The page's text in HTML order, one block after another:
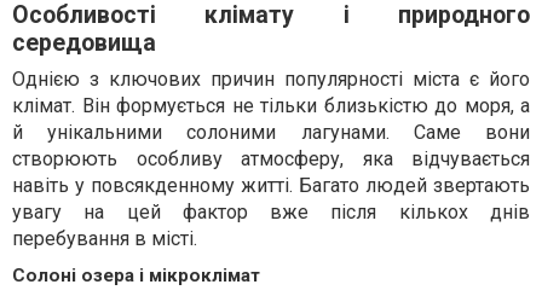
Особливості клімату і природного
середовища
Однією з ключових причин популярності міста є його
клімат. Він формується не тільки близькістю до моря, а
й унікальними солоними лагунами. Саме вони
створюють особливу атмосферу, яка відчувається
навіть у повсякденному житті. Багато людей звертають
увагу на цей фактор вже після кількох днів
перебування в місті.
Солоні озера і мікроклімат